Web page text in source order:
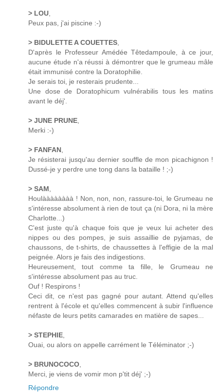
> LOU
Peux pas, j'ai piscine :-)
> BIDULETTE A COUETTES
D'après le Professeur Amédée Têtedampoule, à ce jour,
aucune étude n'a réussi à démontrer que le grumeau mâle
était immunisé contre la Doratophilie.
Je serais toi, je resterais prudente...
Une dose de Doratophicum vulnérabilis tous les matins
avant le déj'.
> JUNE PRUNE
Merki :-)
> FANFAN
Je résisterai jusqu'au dernier souffle de mon picachignon !
Dussé-je y perdre une tong dans la bataille ! ;-)
> SAM
Houlàààààààà ! Non, non, non, rassure-toi, le Grumeau ne
s'intéresse absolument à rien de tout ça (ni Dora, ni la mère
Charlotte...)
C'est juste qu'à chaque fois que je veux lui acheter des
nippes ou des pompes, je suis assaillie de pyjamas, de
chaussons, de t-shirts, de chaussettes à l'effigie de la mal
peignée. Alors je fais des indigestions.
Heureusement, tout comme ta fille, le Grumeau ne
s'intéresse absolument pas au truc.
Ouf ! Respirons !
Ceci dit, ce n'est pas gagné pour autant. Attend qu'elles
rentrent à l'école et qu'elles commencent à subir l'influence
néfaste de leurs petits camarades en matière de sapes...
> STEPHIE
Ouai, ou alors on appelle carrément le Téléminator ;-)
> BRUNOCOCO
Merci, je viens de vomir mon p'tit déj' ;-)
Répondre